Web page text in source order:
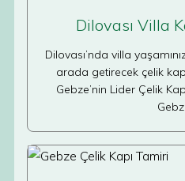
Dilovası Villa
Dilovası’nda villa
arada getirecek çelik
Gebze’nin Lider Çelik